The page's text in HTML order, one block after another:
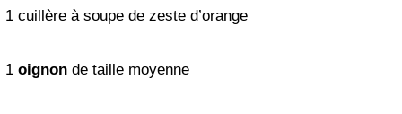
1 cuillère à soupe de zeste d’orange
1 oignon de taille moyenne